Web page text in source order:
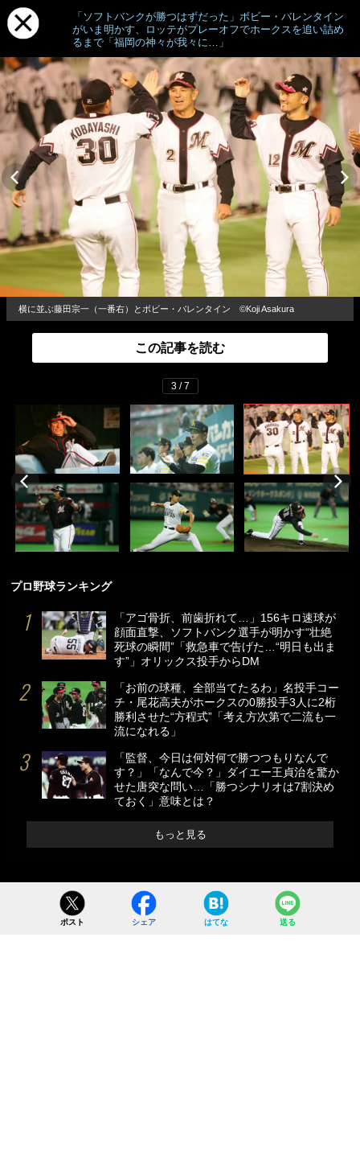
「ソフトバンクが勝つはずだった」ボビー・バレンタイン
がいま明かす、ロッテがプレーオフでホークスを追い詰め
るまで「福岡の神々が我々に…」
横に並ぶ藤田宗一（一番右）とボビー・バレンタイン ©Koji Asakura
この記事を読む
3 / 7
プロ野球ランキング
「アゴ骨折、前歯折れて…」156キロ速球が
顔面直撃、ソフトバンク選手が明かす“壮絶
死球の瞬間”「救急車で告げた…“明日も出ま
す”」オリックス投手からDM
「お前の球種、全部当てたるわ」名投手コー
チ・尾花高夫がホークスの0勝投手3人に2桁
勝利させた“方程式”「考え方次第で二流も一
流になれる」
「監督、今日は何対何で勝つつもりなんで
す？」「なんで今？」ダイエー王貞治を驚か
せた唐突な問い…「勝つシナリオは7割決め
ておく」意味とは？
もっと見る
ポスト シェア はてな 送る